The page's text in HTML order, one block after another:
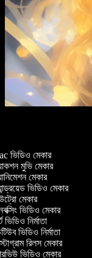
ভিডিও মেকার
মুভি মেকার
মেকার
ভিডিও মেকার
মেকার
ভিডিও মেকার
নির্মাতা
ভিডিও নির্মাতা
রিলস মেকার
ভিডিও মেকার